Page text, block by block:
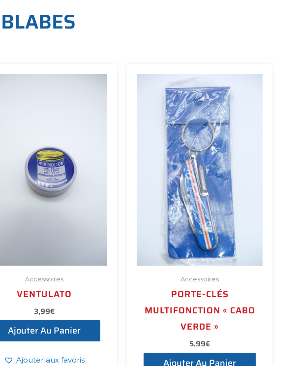
BLABES
Accessoires
VENTULATO
3,99€
Ajouter Au Panier
Ajouter aux favoris
Accessoires
PORTE-CLÉS
MULTIFONCTION « CABO
VERDE »
5,99€
Ajouter Au Panier